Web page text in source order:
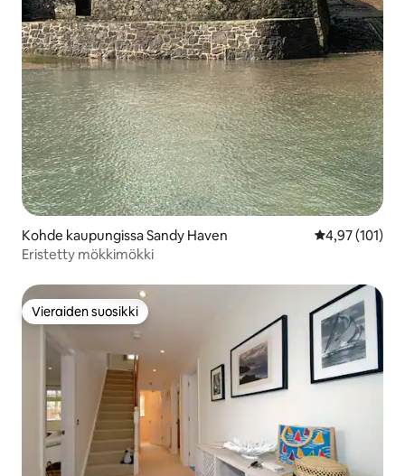
Kohde kaupungissa Sandy Haven
4,97 (101)
Eristetty mökkimökki
Vieraiden suosikki
Vieraiden suosikki